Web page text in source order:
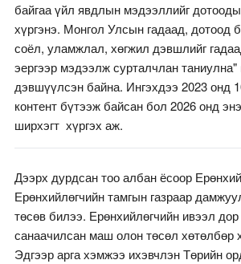
байгаа үйл явдлын мэдээллийг
хүргэнэ. Монгол Улсын гадаад, дотоод
соёл, уламжлал, хөгжил дэвшлийг
эергээр мэдээлж сурталчлан таниулна"
дэвшүүлсэн байна. Ингэхдээ 2023 онд
контент бүтээж байсан бол 2026 онд
ширхэгт ​​​хүргэх аж.
Дээрх дурдсан тоо албан ёсоор
Ерөнхийлөгчийн тамгын газраар
төсөв билээ. Ерөнхийлөгчийн ивээл дор
санаачилсан маш олон төсөл хөтөлбөр
Эдгээр арга хэмжээ ихэвчлэн Төрийн